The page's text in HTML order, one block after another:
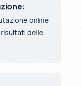
online
delle